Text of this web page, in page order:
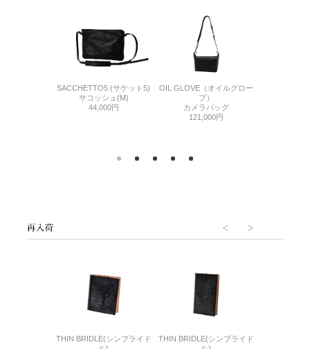
SACCHETTO5 (サケット5)
サコッシュ(M)
44,000円
OIL GLOVE（オイルグロー
ブ）
カメラバッグ
121,000円
THIN BRIDLE(シンブライド
THIN BRIDLE(シンブライド